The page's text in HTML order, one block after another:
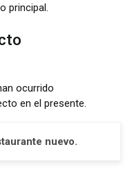
principal.
ocurrido
en el presente.
nuevo.